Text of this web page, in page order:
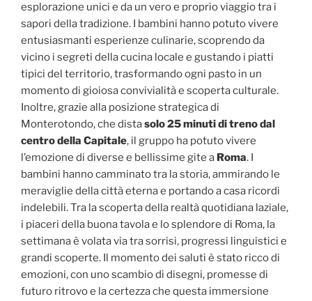
esplorazione unici e da un vero e proprio viaggio tra i
sapori della tradizione. I bambini hanno potuto vivere
entusiasmanti esperienze culinarie, scoprendo da
vicino i segreti della cucina locale e gustando i piatti
tipici del territorio, trasformando ogni pasto in un
momento di gioiosa convivialità e scoperta culturale.
Inoltre, grazie alla posizione strategica di
Monterotondo, che distasolo 25 minuti di treno dal
centro della Capitale, il gruppo ha potuto vivere
l’emozione di diverse e bellissime gite a Roma. I
bambini hanno camminato tra la storia, ammirando le
meraviglie della città eterna e portando a casa ricordi
indelebili. Tra la scoperta della realtà quotidiana laziale,
i piaceri della buona tavola e lo splendore di Roma, la
settimana è volata via tra sorrisi, progressi linguistici e
grandi scoperte. Il momento dei saluti è stato ricco di
emozioni, con uno scambio di disegni, promesse di
futuro ritrovo e la certezza che questa immersione